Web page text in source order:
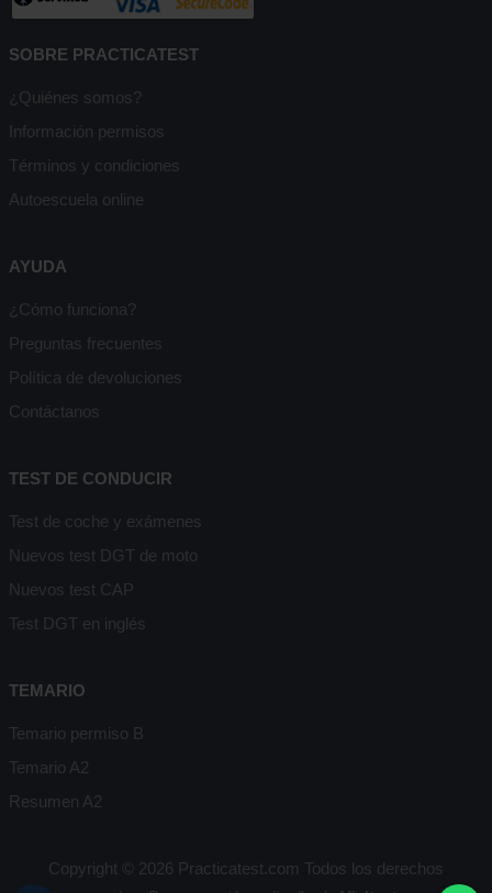
SOBRE PRACTICATEST
¿Quiénes somos?
Información permisos
Términos y condiciones
Autoescuela online
AYUDA
¿Cómo funciona?
Preguntas frecuentes
Política de devoluciones
Contáctanos
TEST DE CONDUCIR
Test de coche y exámenes
Nuevos test DGT de moto
Nuevos test CAP
Test DGT en inglés
TEMARIO
Temario permiso B
Temario A2
Resumen A2
Copyright © 2026 Practicatest.com Todos los derechos